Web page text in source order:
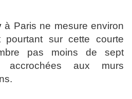
à Paris ne mesure environ
sur cette courte
pas moins de sept
accrochées aux murs